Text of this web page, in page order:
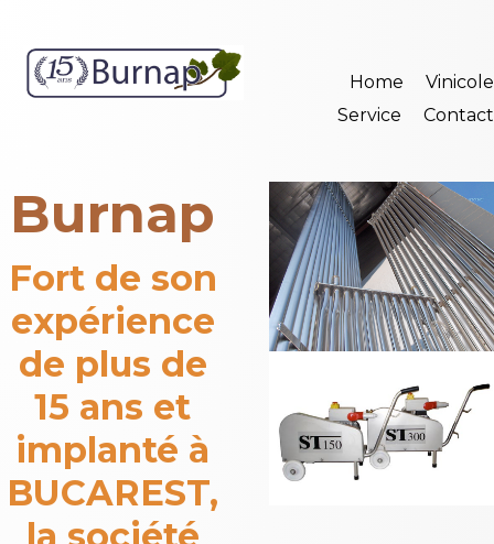
Home
Vinicole
Service
Contact
Burnap
Fort de son
expérience
de plus de
15 ans et
implanté à
BUCAREST,